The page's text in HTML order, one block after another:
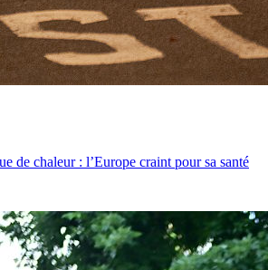
de chaleur : l’Europe craint pour sa santé